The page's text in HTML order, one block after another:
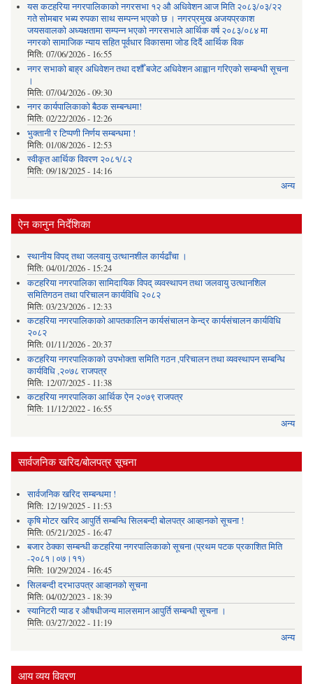
यस कटहरिया नगरपालिकाको नगरसभा १२ औ अधिवेशन आज मिति २०८३/०३/२२
गते सोमबार भब्य रुपका साथ सम्पन्न भएको छ । नगरप्रमुख अजयप्रकाश
जयसवालको अध्यक्षतामा सम्पन्न भएको नगरसभाले आर्थिक वर्ष २०८३/०८४ मा
नगरको सामाजिक न्याय सहित पूर्वधार विकासमा जोड दिदैं आर्थिक विक
मिति: 07/06/2026 - 16:55
नगर सभाको बाह्र अधिवेशन तथा दशौँ बजेट अधिवेशन आह्वान गरिएको सम्बन्धी सूचना
।
मिति: 07/04/2026 - 09:30
नगर कार्यपालिकाको बैठक सम्बन्धमा!
मिति: 02/22/2026 - 12:26
भुक्तानी र टिप्पणी निर्णय सम्बन्धमा !
मिति: 01/08/2026 - 12:53
स्वीकृत आर्थिक विवरण २०८१/८२
मिति: 09/18/2025 - 14:16
अन्य
ऐन कानुन निर्देशिका
स्थानीय विपद् तथा जलवायु उत्थानशील कार्यढाँचा ।
मिति: 04/01/2026 - 15:24
कटहरिया नगरपालिका सामिदायिक विपद् व्यवस्थापन तथा जलवायु उत्थानशिल
समितिगठन तथा परिचालन कार्यविधि २०८२
मिति: 03/23/2026 - 12:33
कटहरिया नगरपालिकाको आपतकालिन कार्यसंचालन केन्द्र कार्यसंचालन कार्यविधि
२०८२
मिति: 01/11/2026 - 20:37
कटहरिया नगरपालिकाको उपभोक्ता समिति गठन ,परिचालन तथा व्यवस्थापन सम्बन्धि
कार्यविधि ,२०७८ राजपत्र
मिति: 12/07/2025 - 11:38
कटहरिया नगरपालिका आर्थिक ऐन २०७९ राजपत्र
मिति: 11/12/2022 - 16:55
अन्य
सार्वजनिक खरिद/बोलपत्र सूचना
सार्वजनिक खरिद सम्बन्धमा !
मिति: 12/19/2025 - 11:53
कृषि मोटर खरिद आपुर्ति सम्बन्धि सिलबन्दी बोलपत्र आव्हानको सूचना !
मिति: 05/21/2025 - 16:47
बजार ठेक्का सम्बन्धी कटहरिया नगरपालिकाको सूचना (प्रथम पटक प्रकाशित मिति
-२०८१।०७।११)
मिति: 10/29/2024 - 16:45
सिलबन्दी दरभाउपत्र आव्हानको सूचना
मिति: 04/02/2023 - 18:39
स्यानिटरी प्याड र ‌औषधीजन्य मालसमान आपुर्ति सम्बन्धी सूचना ।
मिति: 03/27/2022 - 11:19
अन्य
आय व्यय विवरण